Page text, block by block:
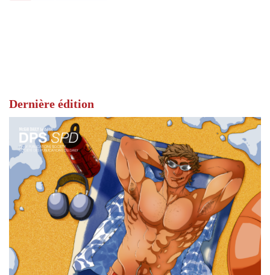
Dernière édition